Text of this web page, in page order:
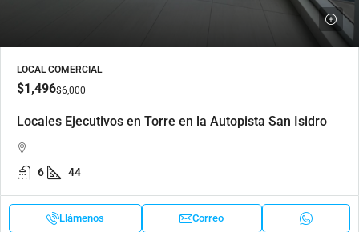
LOCAL COMERCIAL
$1,496$6,000
Locales Ejecutivos en Torre en la Autopista San Isidro
6 44
Llámenos Correo